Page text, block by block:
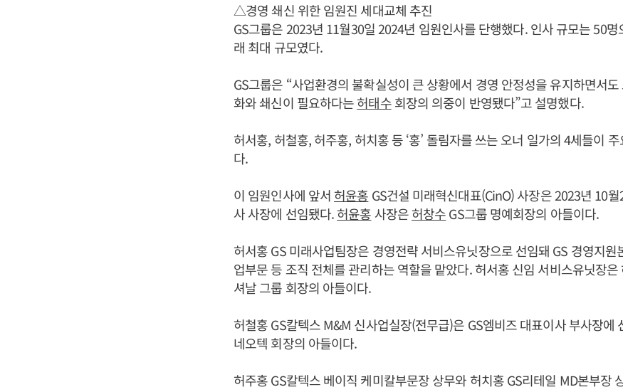
△경영 쇄신 위한 임원진 세대교체 추진
GS그룹은 2023년 11월30일 2024년 임원인사를 단행했다. 인사 규모는 50명
래 최대 규모였다.
GS그룹은 “사업환경의 불확실성이 큰 상황에서 경영 안정성을 유지하면서
화와 쇄신이 필요하다는허태수회장의 의중이 반영됐다”고 설명했다.
허서홍, 허철홍, 허주홍, 허치홍 등 ‘홍’ 돌림자를 쓰는 오너 일가의 4세들이
다.
이 임원인사에 앞서 허윤홍 GS건설 미래혁신대표(CinO) 사장은 2023년 10
사 사장에 선임됐다.허윤홍 사장은허창수GS그룹 명예회장의 아들이다.
허서홍 GS 미래사업팀장은 경영전략 서비스유닛장으로 선임돼 GS 경영지원
업부문 등 조직 전체를 관리하는 역할을 맡았다. 허서홍 신임 서비스유닛장
셔날 그룹 회장의 아들이다.
허철홍 GS칼텍스 M&M 신사업실장(전무급)은 GS엠비즈 대표이사 부사장에
네오텍 회장의 아들이다.
허주홍 GS칼텍스 베이직 케미칼부문장 상무와 허치홍 GS리테일 MD본부장